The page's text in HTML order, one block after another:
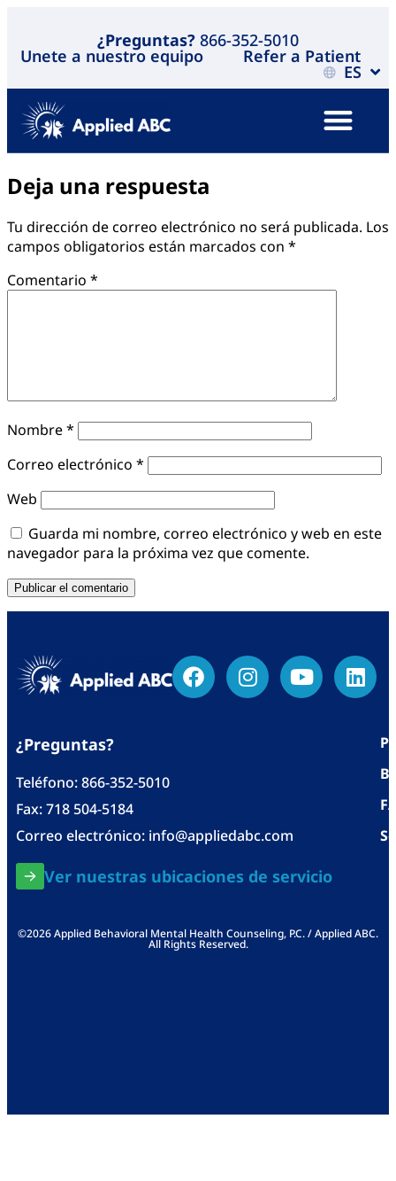
¿Preguntas? 866-352-5010
Unete a nuestro equipo Refer a Patient
ES
Deja una respuesta
Tu dirección de correo electrónico no será publicada. Los
campos obligatorios están marcados con *
Comentario *
Nombre*
Correo electrónico *
Web
Guarda mi nombre, correo electrónico y web en este
navegador para la próxima vez que comente.
¿Preguntas?
Teléfono:866-352-5010
Fax: 718 504-5184
Correo electrónico: info@appliedabc.com
Ver nuestras ubicaciones de servicio
©2026 Applied Behavioral Mental Health Counseling, P.C. / Applied ABC.
All Rights Reserved.